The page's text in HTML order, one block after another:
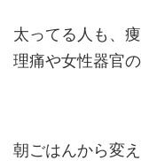
太ってる人も、
理痛や女性器官の
朝ごはんから変え